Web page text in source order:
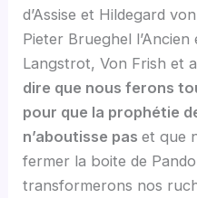
d’Assise et Hildegard
Pieter Brueghel
Langstrot, Von Frish et
dire que nous ferons
pour que la prophétie
n’aboutisse paset que
fermer la boite de
transformerons nos